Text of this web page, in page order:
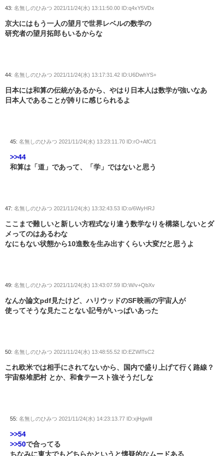
43: 名無しのひみつ 2021/11/24(水) 13:11:50.00 ID:q4xY5VDx
京大にはもう一人の望月で世界レベルの数学の
研究者の望月拓郎もいるからな
44: 名無しのひみつ 2021/11/24(水) 13:17:31.42 ID:U6DwhYS+
日本には和算の伝統があるから、やはり日本人は数学が強いなあ
日本人であることが誇りに感じられるよ
45: 名無しのひみつ 2021/11/24(水) 13:23:11.70 ID:rO+AfC/1
>>44
和算は「道」であって、「学」ではないと思う
47: 名無しのひみつ 2021/11/24(水) 13:32:43.53 ID:o/6WyHRJ
ここまで難しいと新しい方程式なり違う数学なりを構築しないとダ
メってのはあるわな
なにもない状態から10進数を生み出すくらい大変だと思うよ
49: 名無しのひみつ 2021/11/24(水) 13:43:07.59 ID:W/v+QbXv
なんか論文pdf見たけど、ハリウッドのSF映画の宇宙人が
使ってそうな見たことない記号がいっぱいあった
50: 名無しのひみつ 2021/11/24(水) 13:48:55.52 ID:EZWlTsC2
これ欧米では相手にされてないから、国内で盛り上げて行く路線？
宇宙祭堆肥村 とか、和食テースト強そうだしな
55: 名無しのひみつ 2021/11/24(水) 14:23:13.77 ID:xjHgwIlI
>>54
>>50で合ってる
ちなみに東大でもどちらかというと懐疑的なムードある